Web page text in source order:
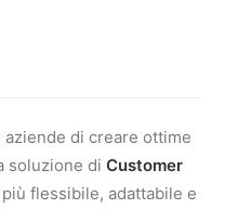
aziende di creare ottime
soluzione di Customer
più flessibile, adattabile e